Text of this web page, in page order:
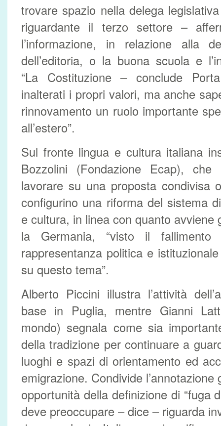
trovare spazio nella delega
riguardante il terzo settore –
l’informazione, in relazione alla
dell’editoria, o la buona scuola e
“La Costituzione – conclude
inalterati i propri valori, ma anche
rinnovamento un ruolo importante
all’estero”.
Sul fronte lingua e cultura italiana
Bozzolini (Fondazione Ecap),
lavorare su una proposta condivisa
configurino una riforma del sistema
e cultura, in linea con quanto avviene
la Germania, “visto il
rappresentanza politica e
su questo tema”.
Alberto Piccini illustra l’attività
base in Puglia, mentre Gianni
mondo) segnala come sia
della tradizione per continuare a
luoghi e spazi di orientamento ed
emigrazione. Condivide
opportunità della definizione di “fuga
deve preoccupare – dice – riguarda